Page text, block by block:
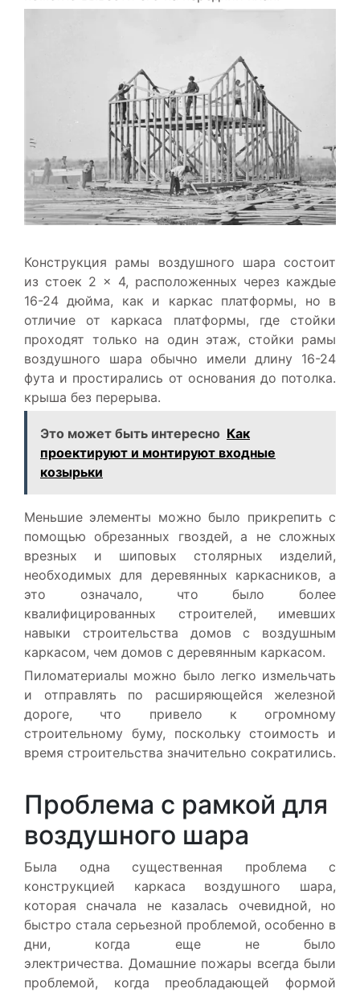
Конструкция рамы воздушного шара состоит
из стоек 2 × 4, расположенных через каждые
16-24 дюйма, как и каркас платформы, но в
отличие от каркаса платформы, где стойки
проходят только на один этаж, стойки рамы
воздушного шара обычно имели длину 16-24
фута и простирались от основания до потолка.
крыша без перерыва.
Это может быть интересно Как
проектируют и монтируют входные
козырьки
Меньшие элементы можно было прикрепить с
помощью обрезанных гвоздей, а не сложных
врезных и шиповых столярных изделий,
необходимых для деревянных каркасников, а
это означало, что было более
квалифицированных строителей, имевших
навыки строительства домов с воздушным
каркасом, чем домов с деревянным каркасом.
Пиломатериалы можно было легко измельчать
и отправлять по расширяющейся железной
дороге, что привело к огромному
строительному буму, поскольку стоимость и
время строительства значительно сократились.
Проблема с рамкой для
воздушного шара
Была одна существенная проблема с
конструкцией каркаса воздушного шара,
которая сначала не казалась очевидной, но
быстро стала серьезной проблемой, особенно в
дни, когда еще не было
электричества. Домашние пожары всегда были
проблемой, когда преобладающей формой